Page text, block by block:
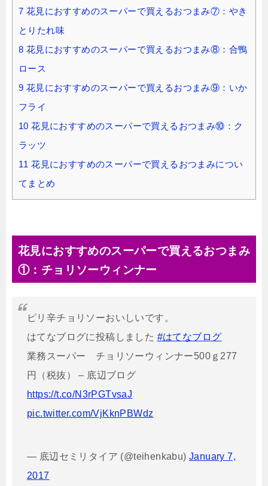
7 花見におすすめのスーパーで買えるおつまみ⑦：やき
とりたれ味
8 花見におすすめのスーパーで買えるおつまみ⑧：合鴨
ロース
9 花見におすすめのスーパーで買えるおつまみ⑨：いか
フライ
10 花見におすすめのスーパーで買えるおつまみ⑩：ク
ラッツ
11 花見におすすめのスーパーで買えるおつまみについ
てまとめ
花見におすすめのスーパーで買えるおつまみ
①：チョリソーウィンナー
ピリ辛チョリソーおいしいです。
はてなブログに投稿しました #はてなブログ
業務スーパー チョリソーウィンナー500ｇ277
円（税抜） – 底辺ブログ
https://t.co/N3rPGTvsaJ
pic.twitter.com/VjKknPBWdz
— 底辺セミリタイア (@teihenkabu) January 7,
2017